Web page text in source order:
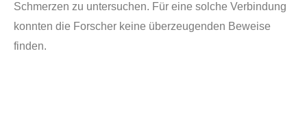
Schmerzen zu untersuchen. Für eine solche Verbindung
konnten die Forscher keine überzeugenden Beweise
finden.